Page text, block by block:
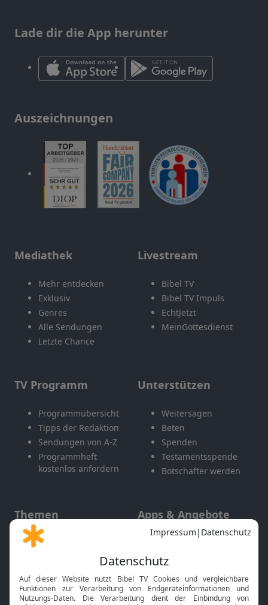
Lade dir die App herunter
Auszeichnungen
Mediathek
Mehr entdecken
Exklusiv
Genres
Alle Sendungen
Letzte Chance
Livestream
Bibel TV
Bibel TV Impuls
EchtJetzt
MeinGottesdienst
TV Programm
Programmübersicht
Tipps der Redaktion
Sendungen von A-Z
Programmheft
kostenlos anfordern
Unterstützen
Weitersagen
Beten
Spenden
Testamentsspende
Botschafter werden
Themen
Gott und Bibel erklärt
Neuigkeiten
Apps & Angebote
Mobile App
Smart TV
HbbTV